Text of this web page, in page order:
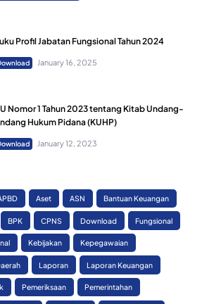
Profil Jabatan Fungsional Tahun 2024
January 16, 2025
Nomor 1 Tahun 2023 tentang Kitab Undang-
Hukum Pidana (KUHP)
January 12, 2023
Aset ASN Bantuan Keuangan
BPK CPNS Download Fungsional
Kebijakan Kepegawaian
Laporan Laporan Keuangan
Pemeriksaan Pemerintahan